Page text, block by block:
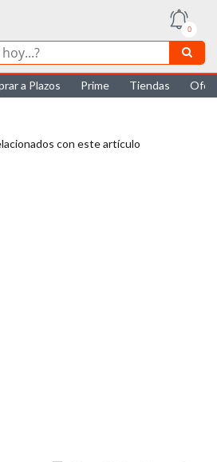
0
a Plazos Prime Tiendas
con este artículo